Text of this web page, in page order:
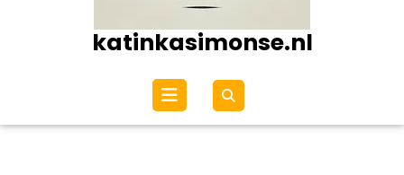
katinkasimonse.nl
Open
menu